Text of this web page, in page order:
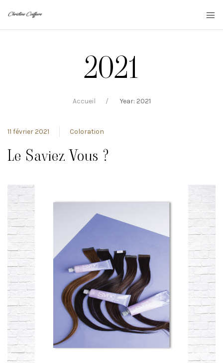
2021
Accueil Year: 2021
11 février 2021 Coloration
Le Saviez Vous ?